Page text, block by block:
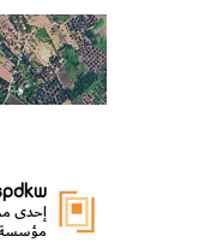
إحدى
مؤسسة